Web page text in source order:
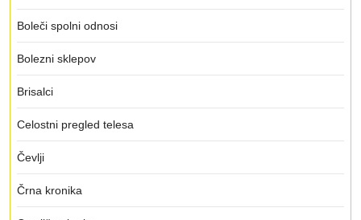
Boleči spolni odnosi
Bolezni sklepov
Brisalci
Celostni pregled telesa
Čevlji
Črna kronika